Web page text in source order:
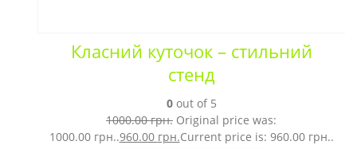
Класний куточок – стильний
стенд
0out of 5
1000.00грн. Original price was:
1000.00 грн..960.00 грн.Current price is: 960.00 грн..